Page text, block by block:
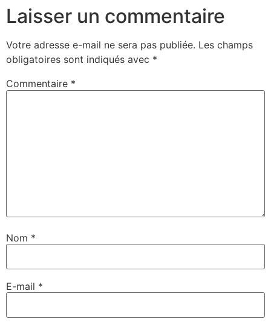
Laisser un commentaire
Votre adresse e-mail ne sera pas publiée. Les champs
obligatoires sont indiqués avec *
Commentaire *
Nom *
E-mail *